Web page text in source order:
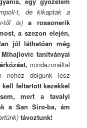
t, de kikaptak a
től is) a rossonerik
a szezon elején,
jól láthatóan még
tanítványai
mindazonáltal
nehéz dolgunk lesz
feltartott kezekkel
mert a tavalyi
a San Siro-ba, ám
távoztunk!